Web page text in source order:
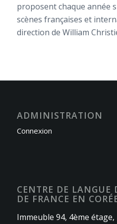
proposent chaque année
scènes françaises et
direction de William
ADMINISTRATION
Connexion
CENTRE DE LANGUE
DE FRANCE EN
Immeuble 94, 4ème étage,